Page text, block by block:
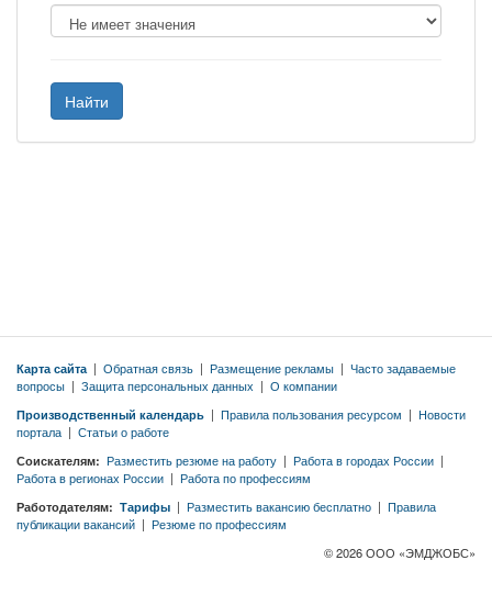
Найти
Карта сайта | Обратная связь | Размещение рекламы | Часто задаваемые
вопросы | Защита персональных данных | О компании
Производственный календарь | Правила пользования ресурсом | Новости
портала | Статьи о работе
Соискателям: Разместить резюме на работу | Работа в городах России |
Работа в регионах России | Работа по профессиям
Работодателям: Тарифы | Разместить вакансию бесплатно | Правила
публикации вакансий | Резюме по профессиям
© 2026 ООО «ЭМДЖОБС»